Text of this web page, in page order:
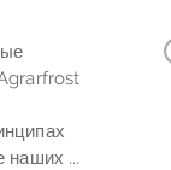
наших ...